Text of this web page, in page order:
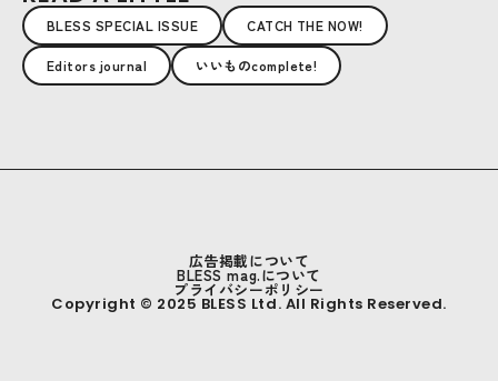
BLESS SPECIAL ISSUE
CATCH THE NOW!
Editors journal いいものcomplete!
広告掲載について
BLESS mag.について
プライバシーポリシー
Copyright © 2025 BLESS Ltd. All Rights Reserved.